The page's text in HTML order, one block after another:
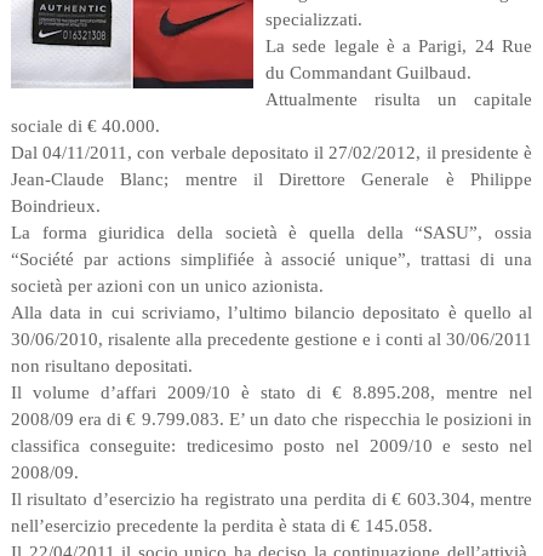
specializzati.
La sede legale è a Parigi, 24 Rue
du Commandant Guilbaud.
Attualmente risulta un capitale
sociale di € 40.000.
Dal 04/11/2011, con verbale depositato il 27/02/2012, il presidente è
Jean-Claude Blanc; mentre il Direttore Generale è Philippe
Boindrieux.
La forma giuridica della società è quella della “SASU”, ossia
“Société par actions simplifiée à associé unique”, trattasi di una
società per azioni con un unico azionista.
Alla data in cui scriviamo, l’ultimo bilancio depositato è quello al
30/06/2010, risalente alla precedente gestione e i conti al 30/06/2011
non risultano depositati.
Il volume d’affari 2009/10 è stato di € 8.895.208, mentre nel
2008/09 era di € 9.799.083. E’ un dato che rispecchia le posizioni in
classifica conseguite: tredicesimo posto nel 2009/10 e sesto nel
2008/09.
Il risultato d’esercizio ha registrato una perdita di € 603.304, mentre
nell’esercizio precedente la perdita è stata di € 145.058.